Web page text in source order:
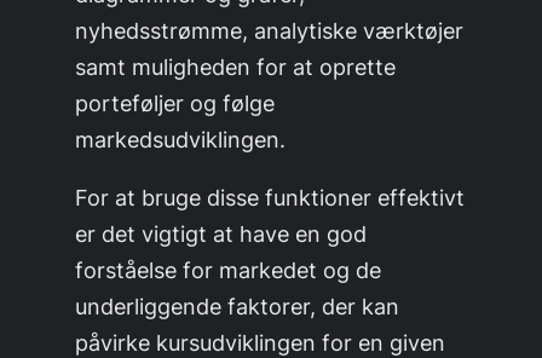
nyhedsstrømme, analytiske værktøjer
samt muligheden for at oprette
porteføljer og følge
markedsudviklingen.
For at bruge disse funktioner effektivt
er det vigtigt at have en god
forståelse for markedet og de
underliggende faktorer, der kan
påvirke kursudviklingen for en given